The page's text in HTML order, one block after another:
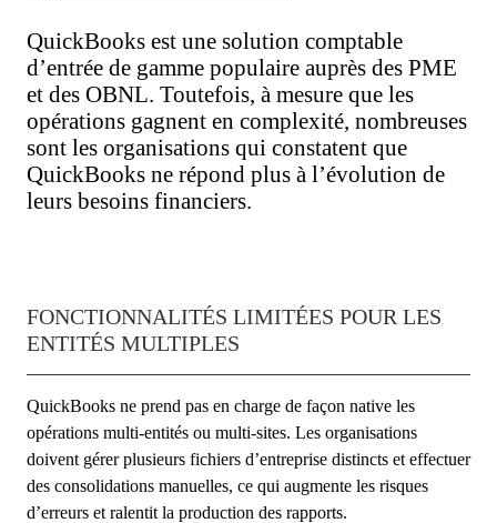
QuickBooks est une solution comptable
d’entrée de gamme populaire auprès des PME
et des OBNL. Toutefois, à mesure que les
opérations gagnent en complexité, nombreuses
sont les organisations qui constatent que
QuickBooks ne répond plus à l’évolution de
leurs besoins financiers.
FONCTIONNALITÉS LIMITÉES POUR LES
ENTITÉS MULTIPLES
QuickBooks ne prend pas en charge de façon native les
opérations multi-entités ou multi-sites. Les organisations
doivent gérer plusieurs fichiers d’entreprise distincts et effectuer
des consolidations manuelles, ce qui augmente les risques
d’erreurs et ralentit la production des rapports.